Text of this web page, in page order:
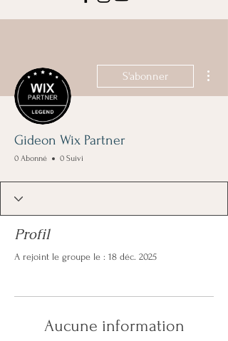
S'abonner
Gideon Wix Partner
0 Abonné 0 Suivi
Profil
A rejoint le groupe le : 18 déc. 2025
Aucune information